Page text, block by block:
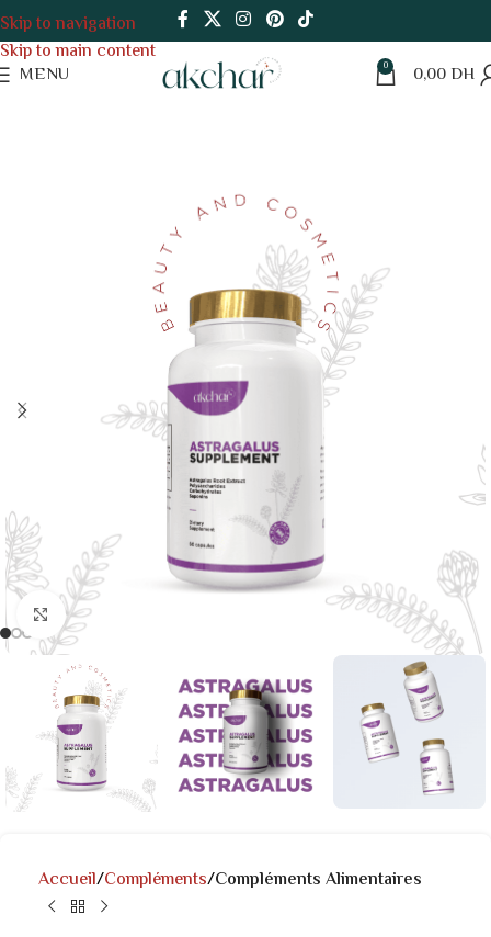
Skip to navigation
Skip to main content
MENU 0 0,00 DH
Click to enlarge
Accueil Compléments Compléments Alimentaires